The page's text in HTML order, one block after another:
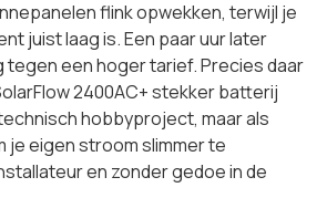
flink opwekken, terwijl je
juist laag is. Een paar uur later
een hoger tarief. Precies daar
2400AC+ stekker batterij
hobbyproject, maar als
je eigen stroom slimmer te
en zonder gedoe in de